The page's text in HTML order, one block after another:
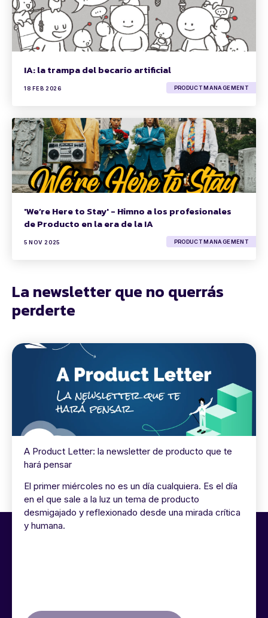
IA: la trampa del becario artificial
18 FEB 2026 PRODUCT MANAGEMENT
'We’re Here to Stay' - Himno a los profesionales
de Producto en la era de la IA
5 NOV 2025 PRODUCT MANAGEMENT
La newsletter que no querrás
perderte
A Product Letter: la newsletter de producto que te
hará pensar
El primer miércoles no es un día cualquiera. Es el día
en el que sale a la luz un tema de producto
desmigajado y reflexionado desde una mirada crítica
y humana.